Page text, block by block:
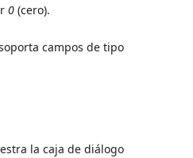
0 (cero).
campos de tipo
la caja de diálogo